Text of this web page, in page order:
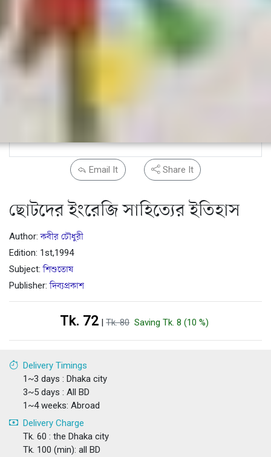
Email It Share It
ছোটদের ইংরেজি সাহিত্যের ইতিহাস
Author:কবীর চৌধুরী
Edition: 1st,1994
Subject:শিশুতোষ
Publisher:দিব্যপ্রকাশ
Tk. 72 |Tk. 80 Saving Tk. 8 (10 %)
Delivery Timings
1~3 days : Dhaka city
3~5 days : All BD
1~4 weeks: Abroad
Delivery Charge
Tk. 60 : the Dhaka city
Tk. 100 (min): all BD